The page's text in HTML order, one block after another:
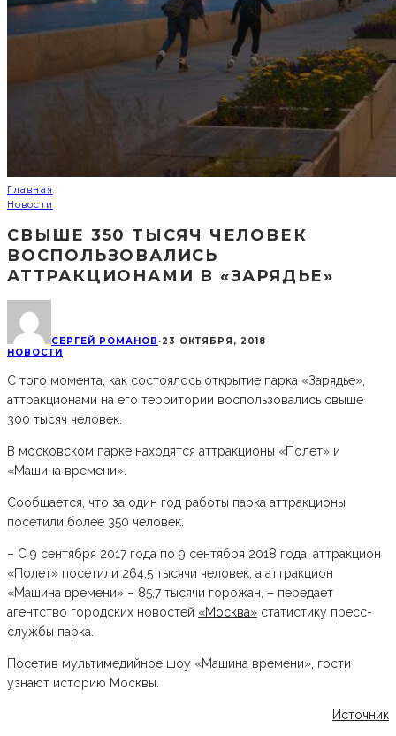
Главная
Новости
СВЫШЕ 350 ТЫСЯЧ ЧЕЛОВЕК
ВОСПОЛЬЗОВАЛИСЬ
АТТРАКЦИОНАМИ В «ЗАРЯДЬЕ»
СЕРГЕЙ РОМАНОВ ·23 ОКТЯБРЯ, 2018
НОВОСТИ
С того момента, как состоялось открытие парка «Зарядье»,
аттракционами на его территории воспользовались свыше
300 тысяч человек.
В московском парке находятся аттракционы «Полет» и
«Машина времени».
Сообщается, что за один год работы парка аттракционы
посетили более 350 человек.
– С 9 сентября 2017 года по 9 сентября 2018 года, аттракцион
«Полет» посетили 264,5 тысячи человек, а аттракцион
«Машина времени» – 85,7 тысячи горожан, – передает
агентство городских новостей «Москва» статистику пресс-
службы парка.
Посетив мультимедийное шоу «Машина времени», гости
узнают историю Москвы.
Источник